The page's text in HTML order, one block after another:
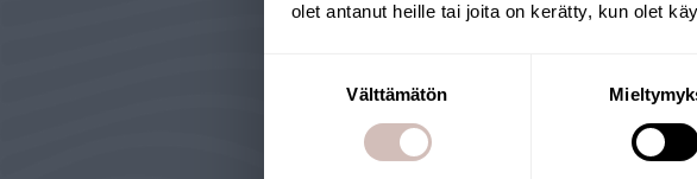
olet antanut heille tai joita on kerätty, kun olet
Välttämätön
WAAROM AQVA?